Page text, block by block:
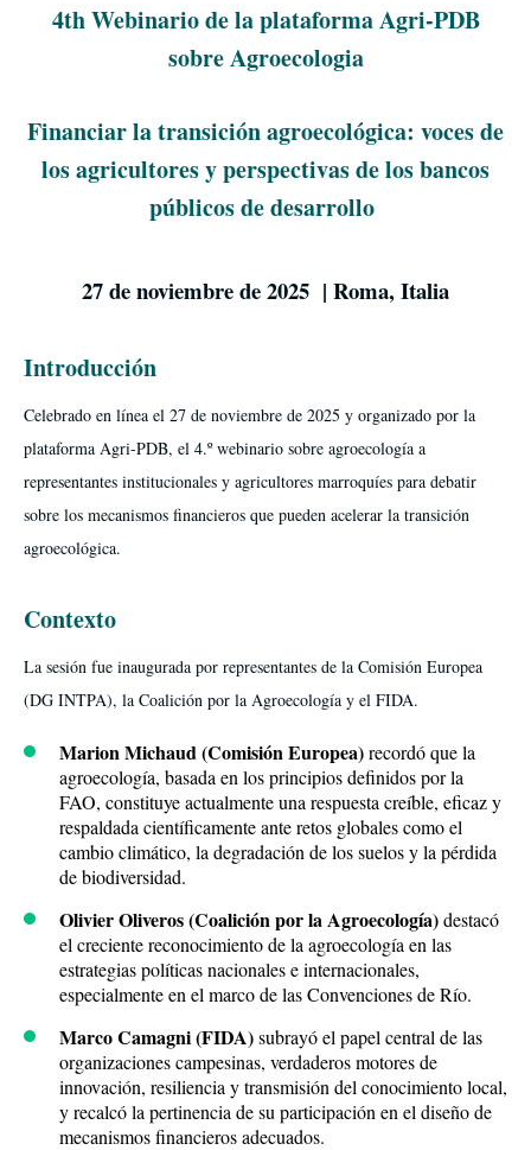
4thWebinario de la plataforma Agri-PDB
sobreAgroecologia
Financiar la transición agroecológica: voces de
los agricultores y perspectivas de los bancos
públicos de desarrollo
27 de noviembre de 2025 | Roma, Italia
Introducción
Celebrado en línea el 27 de noviembre de 2025 y organizado por la
plataforma Agri-PDB, el 4.ºwebinario sobre agroecología a
representantes institucionales y agricultores marroquíes para debatir
sobre los mecanismos financieros que pueden acelerar la transición
agroecológica.
Contexto
La sesión fue inaugurada por representantes de la Comisión Europea
(DG INTPA), la Coalición por la Agroecología y el FIDA.
Marion Michaud (Comisión Europea)recordó que la
agroecología, basada en los principios definidos por la
FAO, constituye actualmente una respuesta creíble, eficaz y
respaldada científicamente ante retos globales como el
cambio climático, la degradación de los suelos y la pérdida
de biodiversidad.
Olivier Oliveros (Coalición por la Agroecología)destacó
el creciente reconocimiento de la agroecología en las
estrategias políticas nacionales e internacionales,
especialmente en el marco de las Convenciones de Río.
Marco Camagni (FIDA)subrayó el papel central de las
organizaciones campesinas, verdaderos motores de
innovación, resiliencia y transmisión del conocimiento local,
y recalcó la pertinencia de su participación en el diseño de
mecanismos financieros adecuados.